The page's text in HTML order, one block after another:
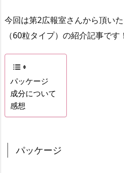
今回は第2広報室さんから頂い
（60粒タイプ）の紹介記事です！
パッケージ
成分について
感想
パッケージ